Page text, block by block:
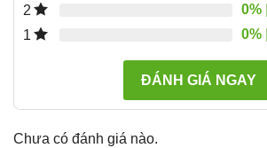
2
0%
1
0%
ĐÁNH GIÁ NGAY
Chưa có đánh giá nào.